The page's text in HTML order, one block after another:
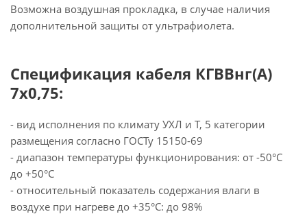
Возможна воздушная прокладка, в случае наличия
дополнительной защиты от ультрафиолета.
Спецификация кабеля КГВВнг(А)
7х0,75:
- вид исполнения по климату УХЛ и Т, 5 категории
размещения согласно ГОСТу 15150-69
- диапазон температуры функционирования: от -50°С
до +50°С
- относительный показатель содержания влаги в
воздухе при нагреве до +35°С: до 98%